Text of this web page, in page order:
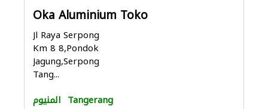
Oka Aluminium Toko
Jl Raya Serpong
Km 8 8,Pondok
Jagung,Serpong,
Tang...
المنيوم Tangerang